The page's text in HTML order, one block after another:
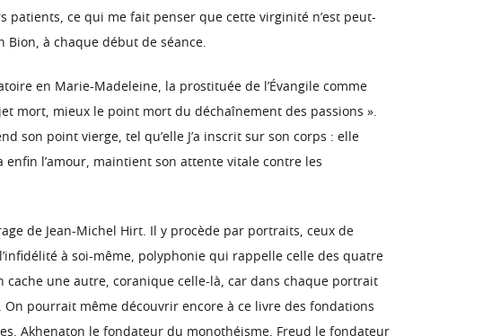
ce qui me fait penser que cette virginité n’est peut-
Bion, à chaque début de séance.
en Marie-Madeleine, la prostituée de l’Évangile comme
mort, mieux le point mort du déchaînement des passions ».
son point vierge, tel qu’elle J’a inscrit sur son corps : elle
enfin l’amour, maintient son attente vitale contre les
de Jean-Michel Hirt. Il y procède par portraits, ceux de
à soi-même, polyphonie qui rappelle celle des quatre
cache une autre, coranique celle-là, car dans chaque portrait
On pourrait même découvrir encore à ce livre des fondations
Akhenaton le fondateur du monothéisme, Freud le fondateur